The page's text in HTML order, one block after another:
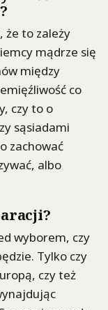
że to zależy
mądrze się
między
co
czy to o
sąsiadami
zachować
albo
wyborem, czy
Tylko czy
czy też